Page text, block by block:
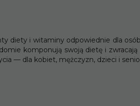
diety i witaminy odpowiednie dla
komponują swoją dietę i zwracają
— dla kobiet, mężczyzn, dzieci i